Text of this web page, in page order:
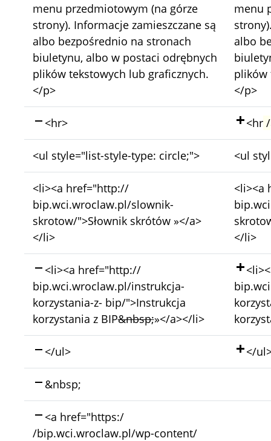
menu przedmiotowym (na górze
strony). Informacje zamieszczane są
albo bezpośrednio na stronach
biuletynu, albo w postaci odrębnych
plików tekstowych lub graficznych.
</p>
menu
albo
plików
</p>
Skasowano:
<hr> <hr/
Bez
zmian:
<ul style="list-style-type: circle;">
Bez
zmian:
<ul
Bez
zmian:
<li><a href="http://
bip.wci.wroclaw.pl/slownik-
skrotow/">Słownik skrótów »</a>
</li>
Bez
zmian:
<li><a
</li>
Skasowano:
<li><a href="http://
bip.wci.wroclaw.pl/instrukcja-
korzystania-z- bip/">Instrukcja
korzystania z BIP&nbsp;»</a></li>
Skasowano:
</ul> </
Skasowano:
&nbsp;
Skasowano:
<a href="https:/
/bip.wci.wroclaw.pl/wp-content/